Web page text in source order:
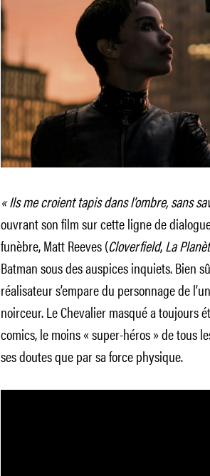
« Ils me croient tapis dans l’ombre, sans
ouvrant son film sur cette ligne de
funèbre, Matt Reeves (Cloverfield,La
Batman sous des auspices inquiets. Bien
réalisateur s’empare du personnage de
noirceur. Le Chevalier masqué a toujours
comics, le moins « super-héros » de tous
ses doutes que par sa force physique.